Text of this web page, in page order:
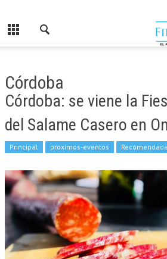
Córdoba
Córdoba: se viene la
del Salame Casero en
Principal proximos-eventos